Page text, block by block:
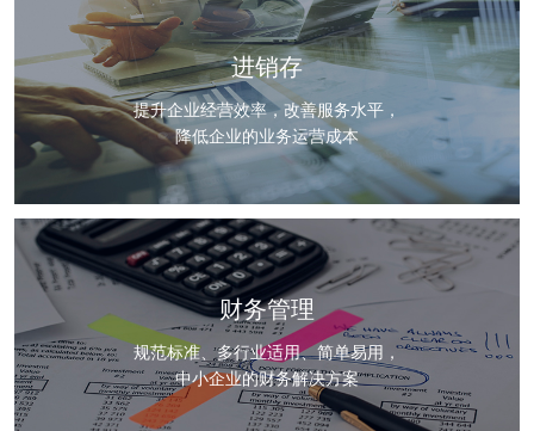
进销存
提升企业经营效率，改善服务水平，
降低企业的业务运营成本
财务管理
规范标准、多行业适用、简单易用，
中小企业的财务解决方案